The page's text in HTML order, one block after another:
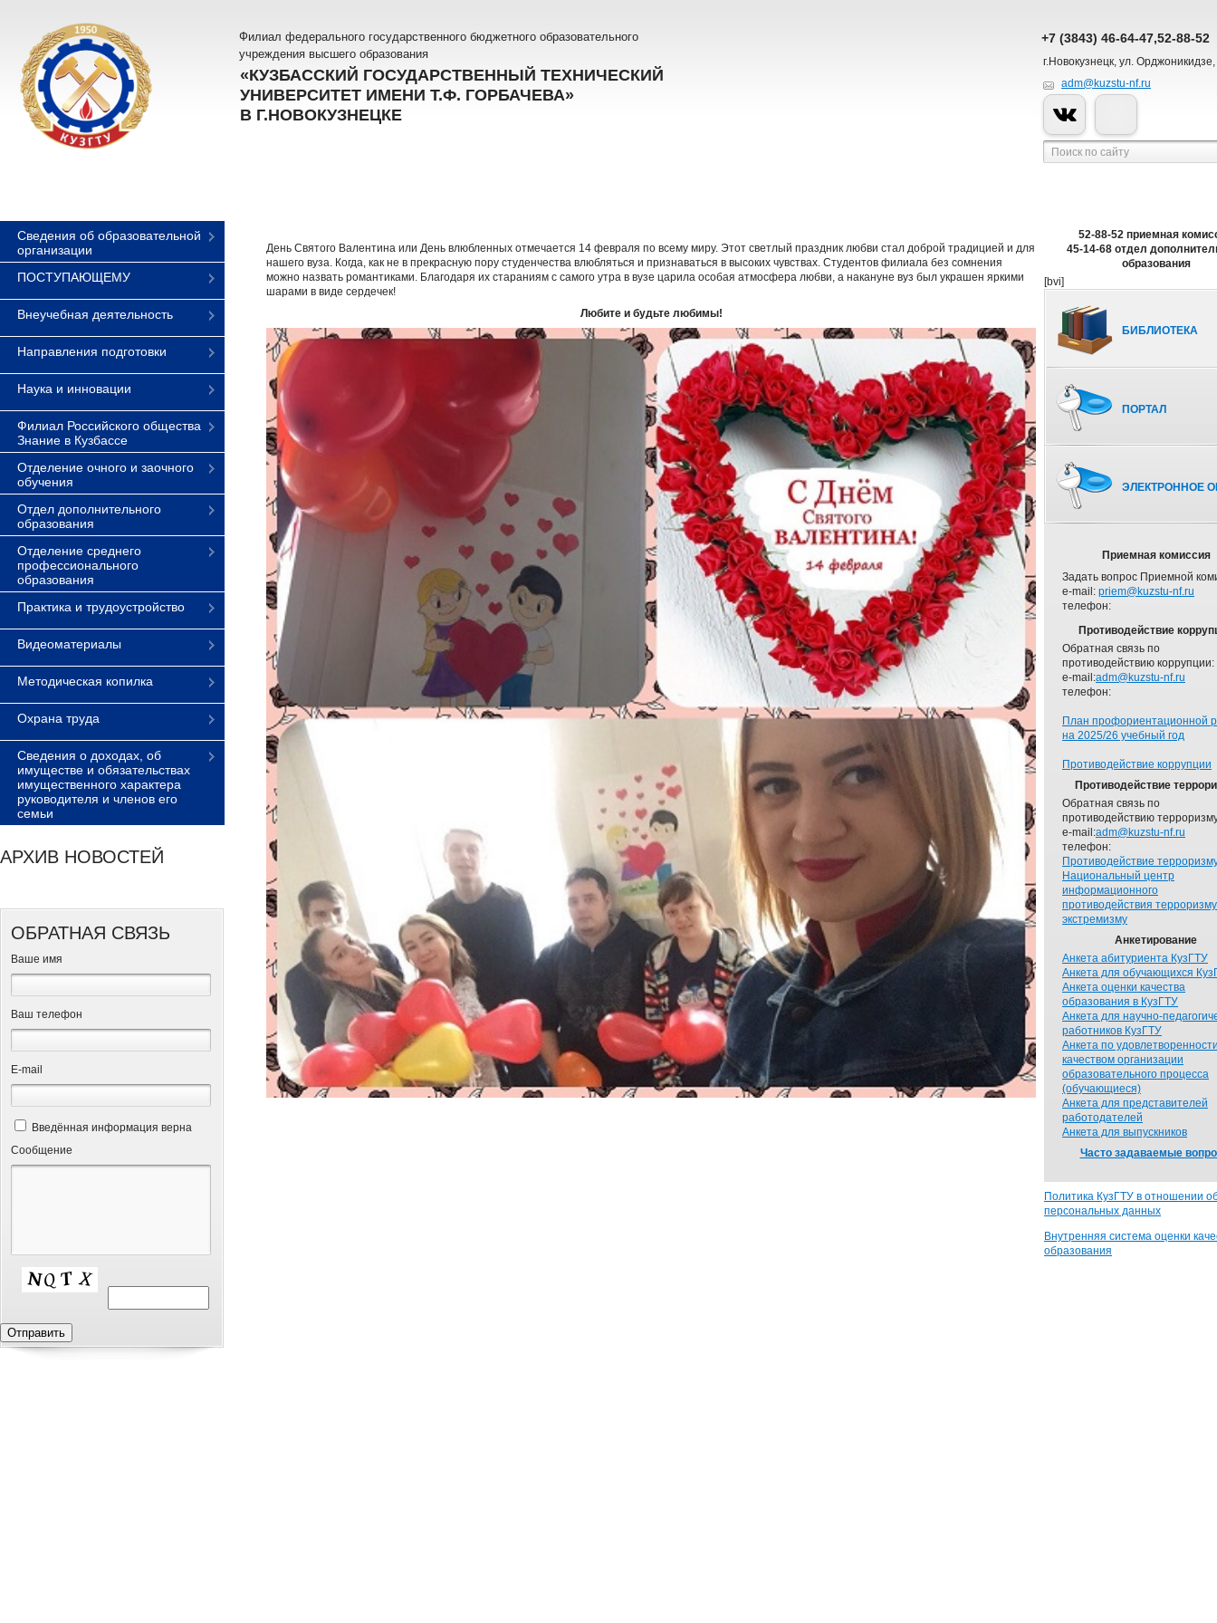
Филиал федерального государственного бюджетного образовательного
учреждения высшего образования
«КУЗБАССКИЙ ГОСУДАРСТВЕННЫЙ ТЕХНИЧЕСКИЙ
УНИВЕРСИТЕТ ИМЕНИ Т.Ф. ГОРБАЧЕВА»
В Г.НОВОКУЗНЕЦКЕ
+7 (3843) 46-64-47,52-88-52
г.Новокузнецк, ул.
adm@kuzstu-nf.ru
Сведения об образовательной
организации
ПОСТУПАЮЩЕМУ
Внеучебная деятельность
Направления подготовки
Наука и инновации
Филиал Российского общества
Знание в Кузбассе
Отделение очного и заочного
обучения
Отдел дополнительного
образования
Отделение среднего
профессионального
образования
Практика и трудоустройство
Видеоматериалы
Методическая копилка
Охрана труда
Сведения о доходах, об
имуществе и обязательствах
имущественного характера
руководителя и членов его
семьи
АРХИВ НОВОСТЕЙ
ОБРАТНАЯ СВЯЗЬ
Ваше имя
Ваш телефон
Е-mail
Введённая информация верна
Сообщение
День Святого Валентина или День влюбленных отмечается 14 февраля по всему миру. Этот светлый праздник любви стал доброй традицией и для
нашего вуза. Когда, как не в прекрасную пору студенчества влюбляться и признаваться в высоких чувствах. Студентов филиала без сомнения
можно назвать романтиками. Благодаря их стараниям с самого утра в вузе царила особая атмосфера любви, а накануне вуз был украшен яркими
шарами в виде сердечек!
Любите и будьте любимы!
52-88-52 приемная
45-14-68 отдел
образования
[bvi]
БИБЛИОТЕКА
ПОРТАЛ
ЭЛЕКТРОННОЕ
Приемная комиссия
Задать вопрос Приемной
e-mail: priem@kuzstu-nf.ru
телефон:
Противодействие
Обратная связь по
противодействию коррупции:
e-mail:adm@kuzstu-nf.ru
телефон:
План профориентационной
на 2025/26 учебный год
Противодействие коррупции
Противодействие
Обратная связь по
противодействию
e-mail:adm@kuzstu-nf.ru
телефон:
Противодействие
Национальный центр
информационного
противодействия
экстремизму
Анкетирование
Анкета абитуриента КузГТУ
Анкета для обучающихся
Анкета оценки качества
образования в КузГТУ
Анкета для научно-
работников КузГТУ
Анкета по
качеством организации
образовательного процесса
(обучающиеся)
Анкета для представителей
работодателей
Анкета для выпускников
Часто задаваемые
Политика КузГТУ в отношении
персональных данных
Внутренняя система оценки
образования